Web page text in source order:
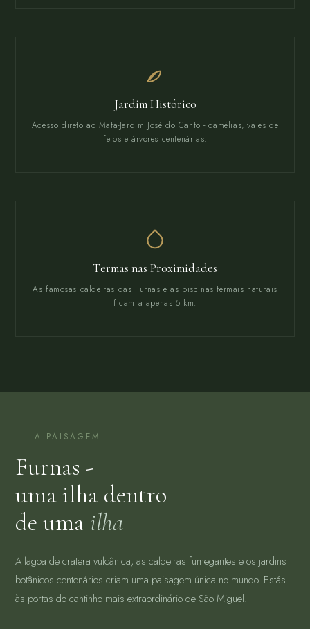
Jardim Histórico
Acesso direto ao Mata-Jardim José do Canto - camélias, vales de
fetos e árvores centenárias.
Termas nas Proximidades
As famosas caldeiras das Furnas e as piscinas termais naturais
ficam a apenas 5 km.
A PAISAGEM
Furnas -
uma ilha dentro
de uma ilha
A lagoa de cratera vulcânica, as caldeiras fumegantes e os jardins
botânicos centenários criam uma paisagem única no mundo. Estás
às portas do cantinho mais extraordinário de São Miguel.